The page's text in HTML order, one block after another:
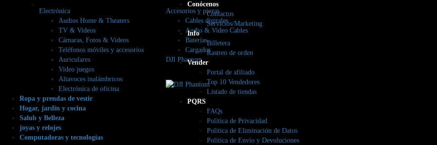
Electrónica
Audios Home & Theaters
TV & Videos
Cámaras, Fotos & Videos
Teléfonos móviles y accesorios
Auriculares
Video juegos
Altavoces inalámbricos
Electrónica de oficina
Accesorios y piezas
Cables digitales
Audio & Video Cables
Baterías
Cargador
DJI Phantom
Ropa y prendas de vestir
Hogar, jardín y cocina
Salub y Belleza
joyas y relojes
Computadoras y tecnologías
Conócenos
Contactos
Servicios/Marketing
Info
Billetera
Rastreo de orden
Vender
Portal de afiliado
Top 10 Vendedores
Listado de tiendas
PQRS
FAQs
Política de Privacidad
Política de Eliminación de Datos
Política de Envío y Devoluciones